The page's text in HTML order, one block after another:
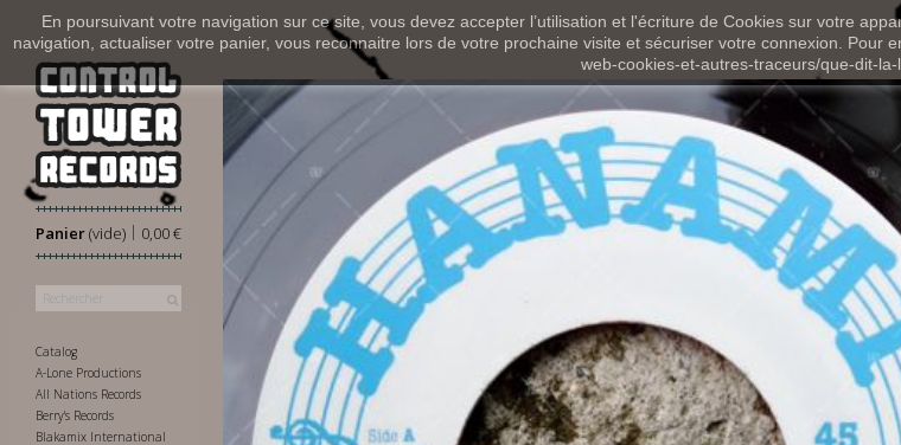
En poursuivant votre navigation sur ce site, vous devez accepter l’utilisation et l'écriture de Cookies sur votre
navigation, actualiser votre panier, vous reconnaitre lors de votre prochaine visite et sécuriser votre connexion. Pour
web-cookies-et-autres-traceurs/que-dit-la-
Panier 0,00 €
|
(vide)
Catalog
A-Lone Productions
All Nations Records
Berry's Records
Blakamix International